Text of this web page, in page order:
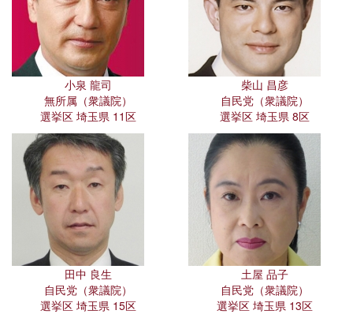
小泉 龍司
無所属（衆議院）
選挙区 埼玉県 11区
柴山 昌彦
自民党（衆議院）
選挙区 埼玉県 8区
田中 良生
自民党（衆議院）
選挙区 埼玉県 15区
土屋 品子
自民党（衆議院）
選挙区 埼玉県 13区